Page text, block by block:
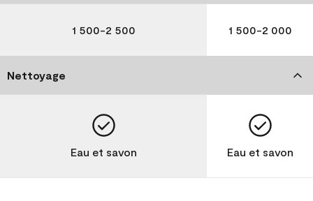
1 500-2 500 1 500-2 000
Nettoyage
Eau et savon Eau et savon